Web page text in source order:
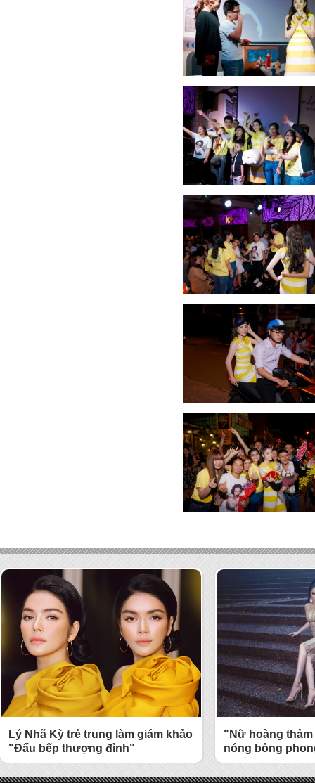
Lý Nhã Kỳ trẻ trung làm giám khảo
"Đấu bếp thượng đỉnh"
"Nữ hoàng
nóng bỏng